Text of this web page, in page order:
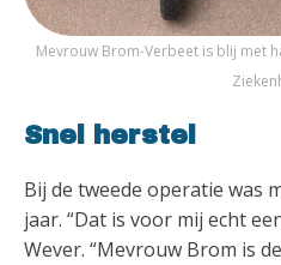
Mevrouw Brom-Verbeet is blij met
Snel herstel
Bij de tweede operatie was
jaar. “Dat is voor mij echt
Wever. “Mevrouw Brom is